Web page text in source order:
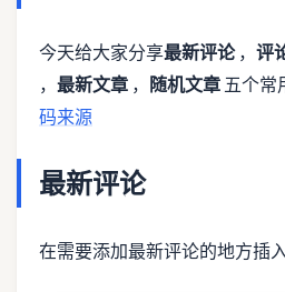
今天给大家分享最新评论， 评
， 最新文章 ， 随机文章 五个常
码来源
最新评论
在需要添加最新评论的地方插